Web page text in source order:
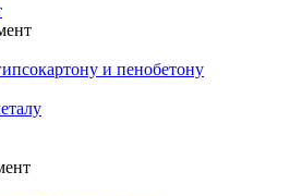
и пенобетону